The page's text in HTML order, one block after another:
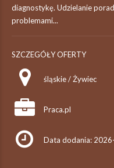
diagnostykę. Udzielanie
problemami...
SZCZEGÓŁY OFERTY
śląskie / Żywiec
Praca.pl
Data dodania: